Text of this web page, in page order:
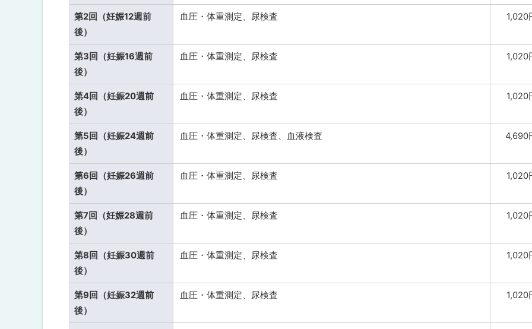
窓
第2回（妊娠12週前
後）
血圧・体重測定、尿検査 1,020
第3回（妊娠16週前
後）
血圧・体重測定、尿検査 1,020
第4回（妊娠20週前
後）
血圧・体重測定、尿検査 1,020
第5回（妊娠24週前
後）
血圧・体重測定、尿検査、血液検査 4,690
第6回（妊娠26週前
後）
血圧・体重測定、尿検査 1,020
第7回（妊娠28週前
後）
血圧・体重測定、尿検査 1,020
第8回（妊娠30週前
後）
血圧・体重測定、尿検査 1,020
第9回（妊娠32週前
後）
血圧・体重測定、尿検査 1,020